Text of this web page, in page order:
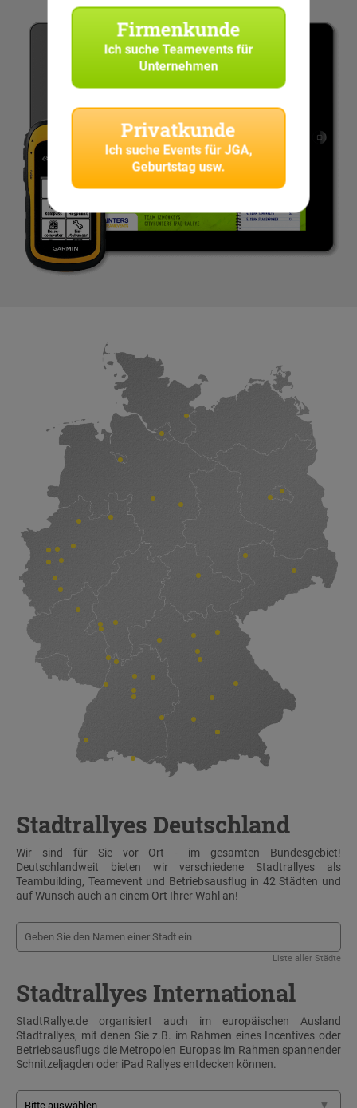
Stadtrallyes Deutschland
Wir sind für Sie vor Ort - im gesamten Bundesgebiet!
Deutschlandweit bieten wir verschiedene Stadtrallyes als
Teambuilding, Teamevent und Betriebsausflug in 42 Städten und
auf Wunsch auch an einem Ort Ihrer Wahl an!
Liste aller Städte
Stadtrallyes International
StadtRallye.de organisiert auch im europäischen Ausland
Stadtrallyes, mit denen Sie z.B. im Rahmen eines Incentives oder
Betriebsausflugs die Metropolen Europas im Rahmen spannender
Schnitzeljagden oder iPad Rallyes entdecken können.
Firmenkunde
Ich sucheTeamevents für
Unternehmen
Privatkunde
Ich suche Events für JGA,
Geburtstag usw.